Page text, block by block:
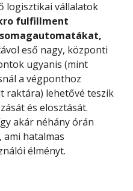
logisztikai vállalatok
fulfillment
eső nagy, központi
ugyanis (mint
a végponthoz
raktára) lehetővé teszik
és elosztását.
akár néhány órán
hatalmas
élményt.